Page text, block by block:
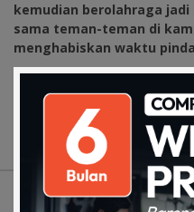
kemudian berolahraga
sama teman-teman di
menghabiskan waktu
Fenny - Karyawan Swasta
prev next